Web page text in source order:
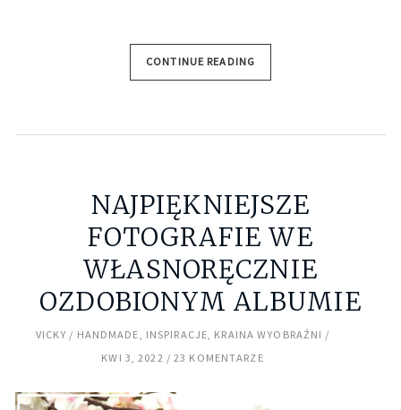
CONTINUE READING
NAJPIĘKNIEJSZE
FOTOGRAFIE WE
WŁASNORĘCZNIE
OZDOBIONYM ALBUMIE
VICKY HANDMADE INSPIRACJE KRAINA WYOBRAŹNI
KWI 3, 2022
23 KOMENTARZE